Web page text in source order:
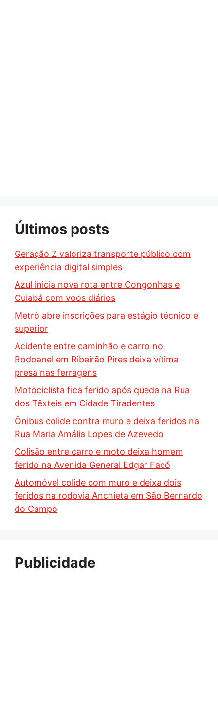
Últimos posts
Geração Z valoriza transporte público com
experiência digital simples
Azul inicia nova rota entre Congonhas e
Cuiabá com voos diários
Metrô abre inscrições para estágio técnico e
superior
Acidente entre caminhão e carro no
Rodoanel em Ribeirão Pires deixa vítima
presa nas ferragens
Motociclista fica ferido após queda na Rua
dos Têxteis em Cidade Tiradentes
Ônibus colide contra muro e deixa feridos na
Rua Maria Amália Lopes de Azevedo
Colisão entre carro e moto deixa homem
ferido na Avenida General Edgar Facó
Automóvel colide com muro e deixa dois
feridos na rodovia Anchieta em São Bernardo
do Campo
Publicidade